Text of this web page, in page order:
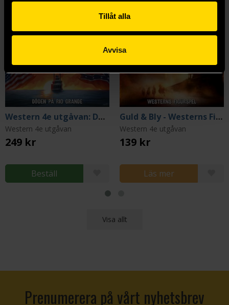
Tillåt alla
Avvisa
Western 4e utgåvan: Döden på Rio Grande
Western 4e utgåvan
249 kr
Beställ
Guld & Bly - Westerns Figurspel
Western 4e utgåvan
139 kr
Läs mer
Visa allt
Prenumerera på vårt nyhetsbrev